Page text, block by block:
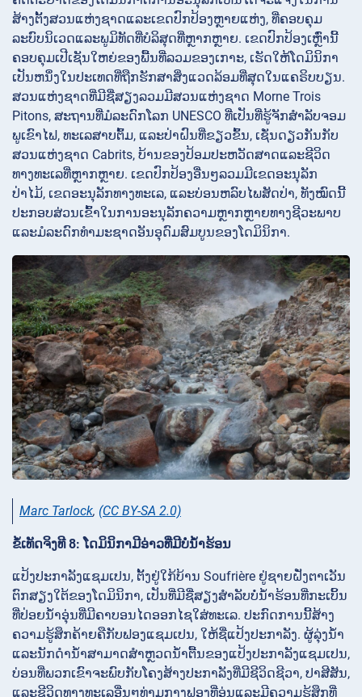
ສ້າງຕັ້ງສວນແຫ່ງຊາດແລະເຂດປົກປ້ອງຫຼາຍແຫ່ງ, ທີ່ຄອບຄຸມ
ລະບົບນິເວດແລະພູມິທັດທີ່ບໍລິສຸດທີ່ຫຼາກຫຼາຍ. ເຂດປົກປ້ອງເຫຼົ່ານີ້
ຄອບຄຸມເປີເຊັນໃຫຍ່ຂອງພື້ນທີ່ລວມຂອງເກາະ, ເຮັດໃຫ້ໂດມິນິກາ
ເປັນຫນຶ່ງໃນປະເທດທີ່ຖືກຮັກສາສິ່ງແວດລ້ອມທີ່ສຸດໃນແຄຣິບບຽນ.
ສວນແຫ່ງຊາດທີ່ມີຊື່ສຽງລວມມີສວນແຫ່ງຊາດ Morne Trois
Pitons, ສະຖານທີ່ມໍລະດົກໂລກ UNESCO ທີ່ເປັນທີ່ຮູ້ຈັກສໍາລັບຈອມ
ພູເຂົາໄຟ, ທະເລສາບຕົ້ມ, ແລະປ່າຝົນທີ່ຂຽວຂົ້ນ, ເຊັ່ນດຽວກັນກັບ
ສວນແຫ່ງຊາດ Cabrits, ບ້ານຂອງປ້ອມປະຫວັດສາດແລະຊີວິດ
ທາງທະເລທີ່ຫຼາກຫຼາຍ. ເຂດປົກປ້ອງອື່ນໆລວມມີເຂດອະນຸລັກ
ປ່າໄມ້, ເຂດອະນຸລັກທາງທະເລ, ແລະບ່ອນຫລົບໄພສັດປ່າ, ທັງໝົດນີ້
ປະກອບສ່ວນເຂົ້າໃນການອະນຸລັກຄວາມຫຼາກຫຼາຍທາງຊີວະພາບ
ແລະມໍລະດົກທໍາມະຊາດອັນອຸດົມສົມບູນຂອງໂດມິນິກາ.
Marc Tarlock, (CC BY-SA 2.0)
ຂໍ້ເທັດຈິງທີ 8: ໂດມິນິກາມີອ່າວທີ່ມີບໍ່ນ້ໍາຮ້ອນ
ແປ້ງປະກາລັງແຊມເປນ, ຕັ້ງຢູ່ໃກ້ບ້ານ Soufrière ຢູ່ຊາຍຝັ່ງຕາເວັນ
ຕົກສຽງໃຕ້ຂອງໂດມິນິກາ, ເປັນທີ່ມີຊື່ສຽງສໍາລັບບໍ່ນ້ໍາຮ້ອນທີ່ກະເບິ້ນ
ທີ່ປ່ອຍນ້ໍາອຸ່ນທີ່ມີຄາບອນໄດອອກໄຊໃສ່ທະເລ. ປະກົດການນີ້ສ້າງ
ຄວາມຮູ້ສຶກຄ້າຍຄືກັບຟອງແຊມເປນ, ໃຫ້ຊື່ແປ້ງປະກາລັງ. ຜູ້ລຸ່ງນ້ໍາ
ແລະນັກດຳນ້ໍາສາມາດສຳຫຼວດນ້ໍາຕື້ນຂອງແປ້ງປະກາລັງແຊມເປນ,
ບ່ອນທີ່ພວກເຂົາຈະພົບກັບໂຄງສ້າງປະກາລັງທີ່ມີຊີວິດຊີວາ, ປາສີສັນ,
ແລະຊີວິດທາງທະເລອື່ນໆທ່າມກາງຟອງທີ່ອຸ່ນແລະມີຄວາມຮູ້ສຶກທີ່